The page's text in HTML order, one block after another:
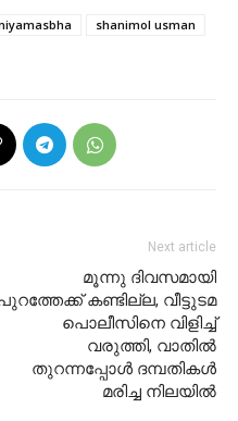
shanimol usman
Next article
മൂന്നു ദിവസമായി
കണ്ടില്ല, വീട്ടുടമ
പൊലീസിനെ വിളിച്ച്
വരുത്തി, വാതിൽ
തുറന്നപ്പോൾ ദമ്പതികൾ
മരിച്ച നിലയിൽ